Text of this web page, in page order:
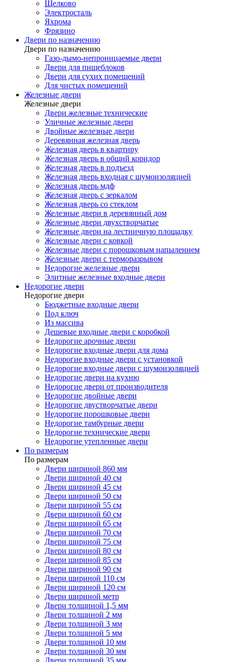
Щелково
Электросталь
Яхрома
Фрязино
Двери по назначению
Двери по назначению
Газо-дымо-непроницаемые двери
Двери для пищеблоков
Двери для сухих помещений
Для чистых помещений
Железные двери
Железные двери
Двери железные технические
Уличные железные двери
Двойные железные двери
Деревянная железная дверь
Железная дверь в квартиру
Железная дверь в общий коридор
Железная дверь в подъезд
Железная дверь входная с шумоизоляцией
Железная дверь мдф
Железная дверь с зеркалом
Железная дверь со стеклом
Железные двери в деревянный дом
Железные двери двухстворчатые
Железные двери на лестничную площадку
Железные двери с ковкой
Железные двери с порошковым напылением
Железные двери с терморазрывом
Недорогие железные двери
Элитные железные входные двери
Недорогие двери
Недорогие двери
Бюджетные входные двери
Под ключ
Из массива
Дешевые входные двери с коробкой
Недорогие арочные двери
Недорогие входные двери для дома
Недорогие входные двери с установкой
Недорогие входные двери с шумоизоляцией
Недорогие двери на кухню
Недорогие двери от производителя
Недорогие двойные двери
Недорогие двустворчатые двери
Недорогие порошковые двери
Недорогие тамбурные двери
Недорогие технические двери
Недорогие утепленные двери
По размерам
По размерам
Двери шириной 860 мм
Двери шириной 40 см
Двери шириной 45 см
Двери шириной 50 см
Двери шириной 55 см
Двери шириной 60 см
Двери шириной 65 см
Двери шириной 70 см
Двери шириной 75 см
Двери шириной 80 см
Двери шириной 85 см
Двери шириной 90 см
Двери шириной 110 см
Двери шириной 120 см
Двери шириной метр
Двери толщиной 1,5 мм
Двери толщиной 2 мм
Двери толщиной 3 мм
Двери толщиной 5 мм
Двери толщиной 10 мм
Двери толщиной 30 мм